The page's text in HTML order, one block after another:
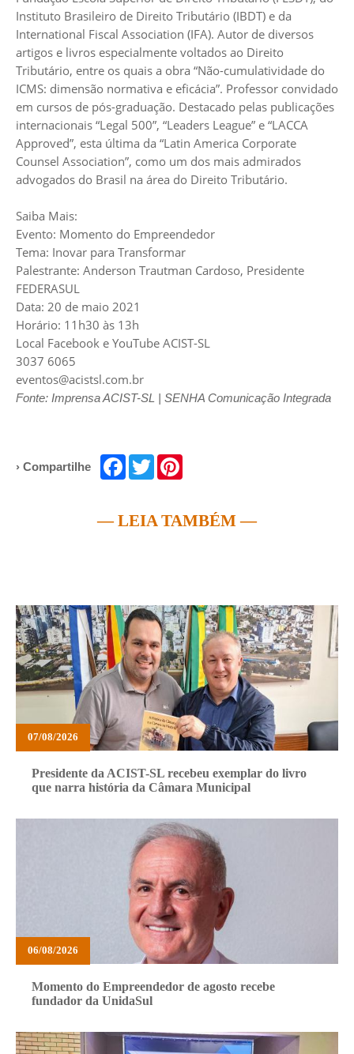
Instituto Brasileiro de Direito Tributário (IBDT) e da
International Fiscal Association (IFA). Autor de diversos
artigos e livros especialmente voltados ao Direito
Tributário, entre os quais a obra “Não-cumulatividade do
ICMS: dimensão normativa e eficácia”. Professor convidado
em cursos de pós-graduação. Destacado pelas publicações
internacionais “Legal 500”, “Leaders League” e “LACCA
Approved”, esta última da “Latin America Corporate
Counsel Association”, como um dos mais admirados
advogados do Brasil na área do Direito Tributário.
Saiba Mais:
Evento: Momento do Empreendedor
Tema: Inovar para Transformar
Palestrante: Anderson Trautman Cardoso, Presidente
FEDERASUL
Data: 20 de maio 2021
Horário: 11h30 às 13h
Local Facebook e YouTube ACIST-SL
3037 6065
eventos@acistsl.com.br
Fonte: Imprensa ACIST-SL | SENHA Comunicação Integrada
› Compartilhe Facebook
Twitter
— LEIA TAMBÉM —
07/08/2026
Presidente da ACIST-SL recebeu exemplar do livro
que narra história da Câmara Municipal
06/08/2026
Momento do Empreendedor de agosto recebe
fundador da UnidaSul